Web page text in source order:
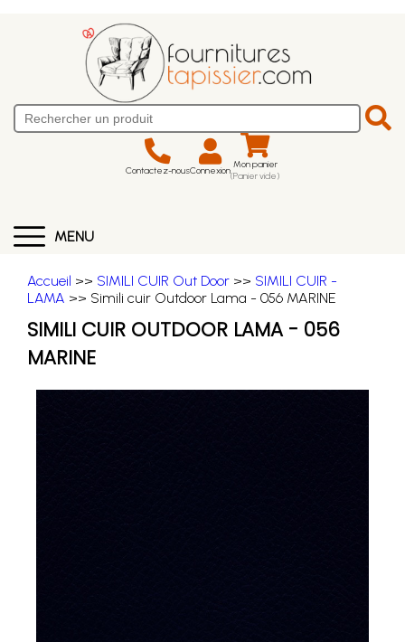
Contactez-nousConnexion Mon panier
(Panier vide)
MENU
Accueil >> SIMILI CUIR Out Door >> SIMILI CUIR -
LAMA >> Simili cuir Outdoor Lama - 056 MARINE
SIMILI CUIR OUTDOOR LAMA - 056
MARINE